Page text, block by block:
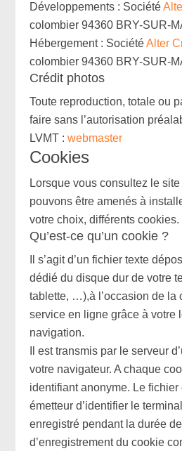
Développements : Société
colombier 94360 BRY-SUR-
Hébergement : SociétéAlter
colombier 94360 BRY-SUR-
Crédit photos
Toute reproduction, totale ou
faire sans l’autorisation
LVMT :webmaster
Cookies
Lorsque vous consultez le
pouvons être amenés à
votre choix, différents cookies.
Qu’est-ce qu’un cookie ?
Il s’agit d’un fichier texte
dédié du disque dur de votre
tablette, …),à l’occasion de la
service en ligne grâce à votre
navigation.
Il est transmis par le serveur
votre navigateur. A chaque
identifiant anonyme. Le
émetteur d’identifier le
enregistré pendant la durée
d’enregistrement du cookie